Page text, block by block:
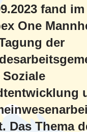
fand im
One
der
Das Thema